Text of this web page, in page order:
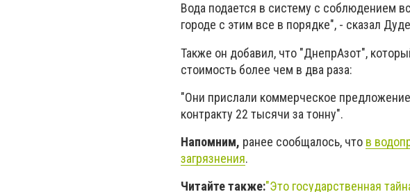
Вода подается в систему с соблюдением
городе с этим все в порядке", - сказал
Также он добавил, что "ДнепрАзот",
стоимость более чем в два раза:
"Они прислали коммерческое
контракту 22 тысячи за тонну".
Напомним, ранее сообщалось, что в
загрязнения.
Читайте также:"Это государственная